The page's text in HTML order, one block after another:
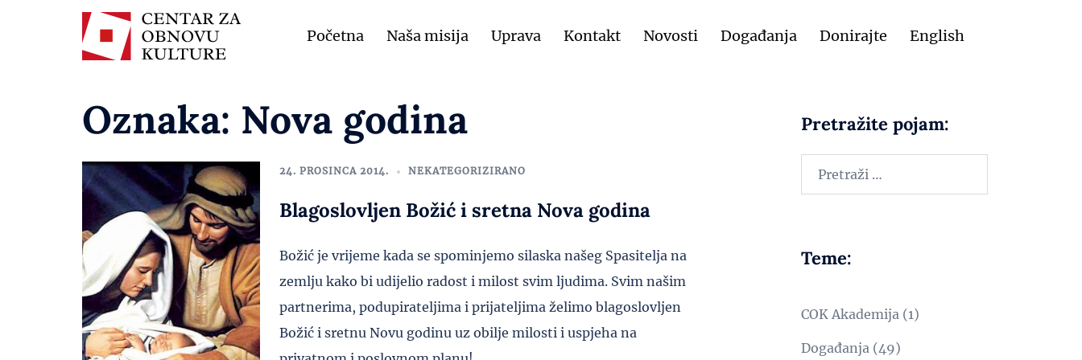
Početna Naša misija Uprava Kontakt Novosti Događanja Donirajte English
Oznaka: Nova godina
24. PROSINCA 2014. NEKATEGORIZIRANO
Blagoslovljen Božić i sretna Nova godina
Božić je vrijeme kada se spominjemo silaska našeg Spasitelja na
zemlju kako bi udijelio radost i milost svim ljudima. Svim našim
partnerima, podupirateljima i prijateljima želimo blagoslovljen
Božić i sretnu Novu godinu uz obilje milosti i uspjeha na
Pretražite pojam:
Teme:
COK Akademija(1)
Događanja(49)